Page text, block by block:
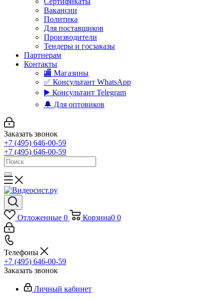
Вакансии
Политика
Для поставщиков
Производители
Тендеры и госзаказы
Партнерам
Контакты
🏬 Магазины
✅️ Консультант WhatsApp
▶️ Консультант Telegram
🔔 Для оптовиков
Заказать звонок
+7 (495) 646-00-59
+7 (495) 646-00-59
Отложенные 0 Корзина0 0
Телефоны
+7 (495) 646-00-59
Заказать звонок
Личный кабинет